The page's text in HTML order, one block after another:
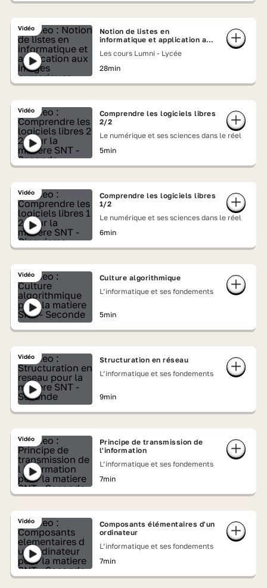
Vidéo
Notion de listes en
informatique et application aux
Les cours Lumni - Lycée
28min
Vidéo
Comprendre les logiciels libres
2/2
Le numérique et ses sciences dans le réel
5min
Vidéo
Comprendre les logiciels libres
1/2
Le numérique et ses sciences dans le réel
6min
Vidéo
Culture algorithmique
L’informatique et ses fondements
5min
Vidéo
Structuration en réseau
L’informatique et ses fondements
9min
Vidéo
Principe de transmission de
l'information
L’informatique et ses fondements
7min
Vidéo
Composants élémentaires d'un
ordinateur
L’informatique et ses fondements
7min